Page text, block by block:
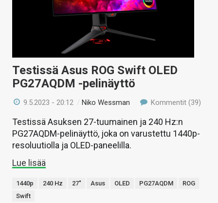
Testissä Asus ROG Swift OLED
PG27AQDM -pelinäyttö
9.5.2023 - 20:12 /Niko Wessman Kommentit (39)
Testissä Asuksen 27-tuumainen ja 240 Hz:n
PG27AQDM-pelinäyttö, joka on varustettu 1440p-
resoluutiolla ja OLED-paneelilla.
Lue lisää
1440p 240 Hz 27" Asus OLED PG27AQDM
ROG
Swift